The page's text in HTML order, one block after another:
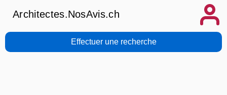
Architectes.NosAvis.ch
Effectuer une recherche